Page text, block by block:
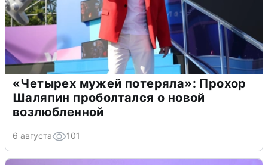
«Четырех мужей потеряла»: Прохор
Шаляпин проболтался о новой
возлюбленной
6 августа 101